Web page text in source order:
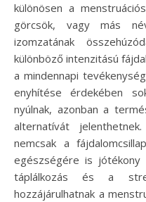
különösen a
görcsök, vagy más
izomzatának
különböző intenzitású
a mindennapi
enyhítése érdekében
nyúlnak, azonban a
alternatívát
nemcsak a
egészségére is jótékony
táplálkozás és a
hozzájárulhatnak a